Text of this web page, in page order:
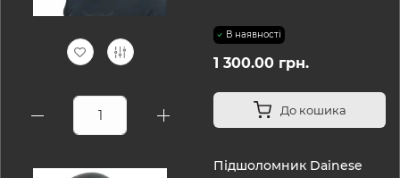
В наявності
1 300.00 грн.
До кошика
Підшоломник Dainese